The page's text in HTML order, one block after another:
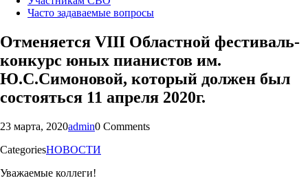
Часто задаваемые вопросы
Отменяется VIII Областной фестиваль-
конкурс юных пианистов им.
Ю.С.Симоновой, который должен был
состояться 11 апреля 2020г.
23 марта, 2020admin0 Comments
CategoriesНОВОСТИ
Уважаемые коллеги!